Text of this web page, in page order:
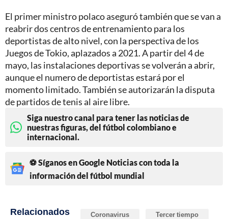
El primer ministro polaco aseguró también que se van a
reabrir dos centros de entrenamiento para los
deportistas de alto nivel, con la perspectiva de los
Juegos de Tokio, aplazados a 2021. A partir del 4 de
mayo, las instalaciones deportivas se volverán a abrir,
aunque el numero de deportistas estará por el
momento limitado. También se autorizarán la disputa
de partidos de tenis al aire libre.
Siga nuestro canal para tener las noticias de
nuestras figuras, del fútbol colombiano e
internacional.
⚽ Síganos en Google Noticias con toda la
información del fútbol mundial
Relacionados Coronavirus Tercer tiempo